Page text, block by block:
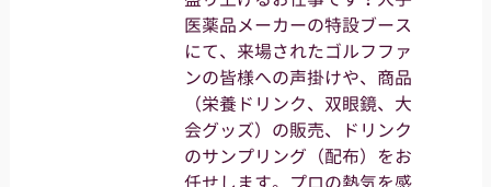
医薬品メーカーの特設ブース
にて、来場されたゴルフファ
ンの皆様への声掛けや、商品
（栄養ドリンク、双眼鏡、大
会グッズ）の販売、ドリンク
のサンプリング（配布）をお